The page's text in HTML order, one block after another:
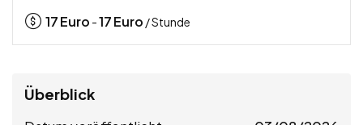
17Euro -17Euro / Stunde
Überblick